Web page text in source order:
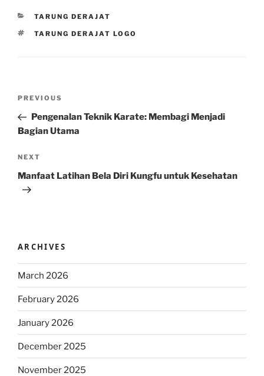
CATEGORIES
TARUNG DERAJAT
TAGS
TARUNG DERAJAT LOGO
Previous
Post
PREVIOUS
Pengenalan Teknik Karate: Membagi Menjadi
Bagian Utama
Next
Post
NEXT
Manfaat Latihan Bela Diri Kungfu untuk Kesehatan
ARCHIVES
March 2026
February 2026
January 2026
December 2025
November 2025